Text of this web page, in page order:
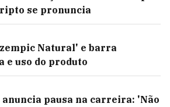
se pronuncia
Natural' e barra
e uso do produto
anuncia pausa na carreira: 'Não